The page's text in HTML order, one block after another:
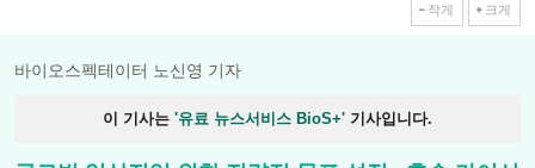
작게 크게
바이오스펙테이터 노신영 기자
이 기사는 '유료 뉴스서비스 BioS+' 기사입니다.